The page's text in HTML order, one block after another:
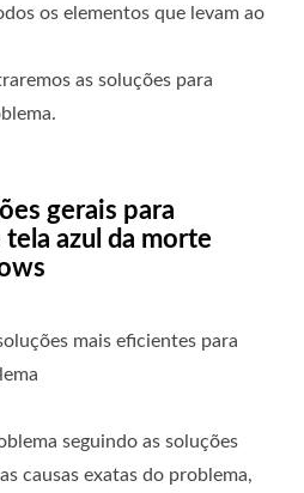
os elementos que levam ao
as soluções para
gerais para
azul da morte
mais eficientes para
seguindo as soluções
causas exatas do problema,